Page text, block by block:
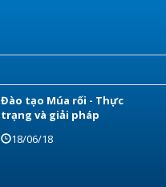
Đào tạo Múa rối - Thực
trạng và giải pháp
18/06/18